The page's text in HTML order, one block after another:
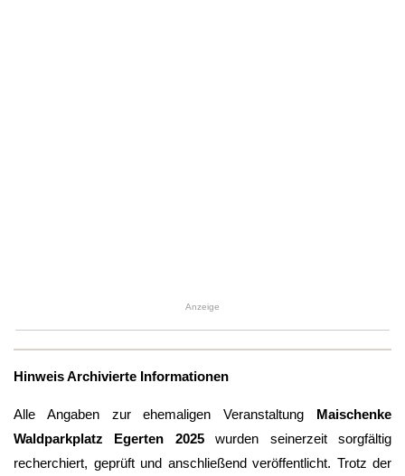
Anzeige
Hinweis Archivierte Informationen
Alle Angaben zur ehemaligen Veranstaltung Maischenke
Waldparkplatz Egerten 2025wurden seinerzeit sorgfältig
recherchiert, geprüft und anschließend veröffentlicht. Trotz der